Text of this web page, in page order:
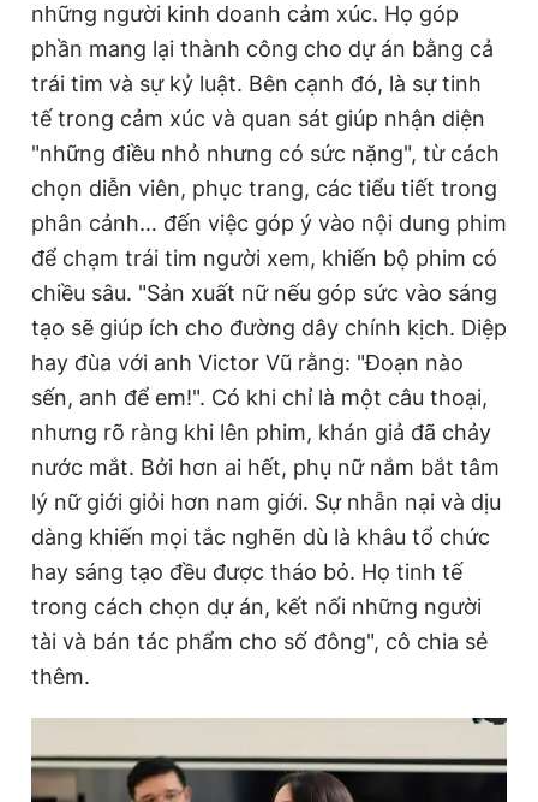
những người kinh doanh cảm xúc. Họ góp
phần mang lại thành công cho dự án bằng cả
trái tim và sự kỷ luật. Bên cạnh đó, là sự tinh
tế trong cảm xúc và quan sát giúp nhận diện
"những điều nhỏ nhưng có sức nặng", từ cách
chọn diễn viên, phục trang, các tiểu tiết trong
phân cảnh… đến việc góp ý vào nội dung phim
để chạm trái tim người xem, khiến bộ phim có
chiều sâu. "Sản xuất nữ nếu góp sức vào sáng
tạo sẽ giúp ích cho đường dây chính kịch. Diệp
hay đùa với anh Victor Vũ rằng: "Đoạn nào
sến, anh để em!". Có khi chỉ là một câu thoại,
nhưng rõ ràng khi lên phim, khán giả đã chảy
nước mắt. Bởi hơn ai hết, phụ nữ nắm bắt tâm
lý nữ giới giỏi hơn nam giới. Sự nhẫn nại và dịu
dàng khiến mọi tắc nghẽn dù là khâu tổ chức
hay sáng tạo đều được tháo bỏ. Họ tinh tế
trong cách chọn dự án, kết nối những người
tài và bán tác phẩm cho số đông", cô chia sẻ
thêm.